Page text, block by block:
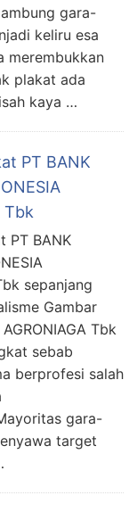
gara-
keliru esa
merembukkan
plakat ada
kaya …
PT BANK
Tbk
PT BANK
sepanjang
Gambar
Tbk
sebab
berprofesi salah
gara-
target